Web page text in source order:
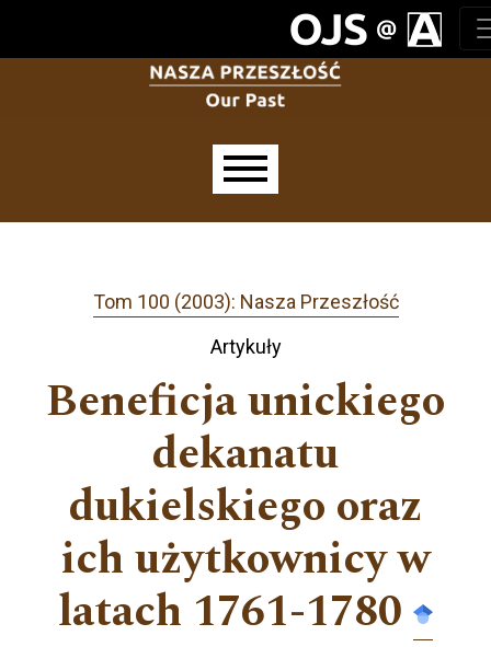
Tom 100 (2003): Nasza Przeszłość
Artykuły
Beneficja unickiego
dekanatu
dukielskiego oraz
ich użytkownicy w
latach 1761-1780